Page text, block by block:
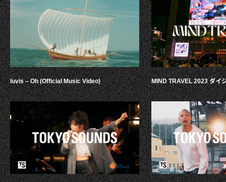
luvis – Oh (Official Music Video) MIND TRAVEL 2023 ダイ